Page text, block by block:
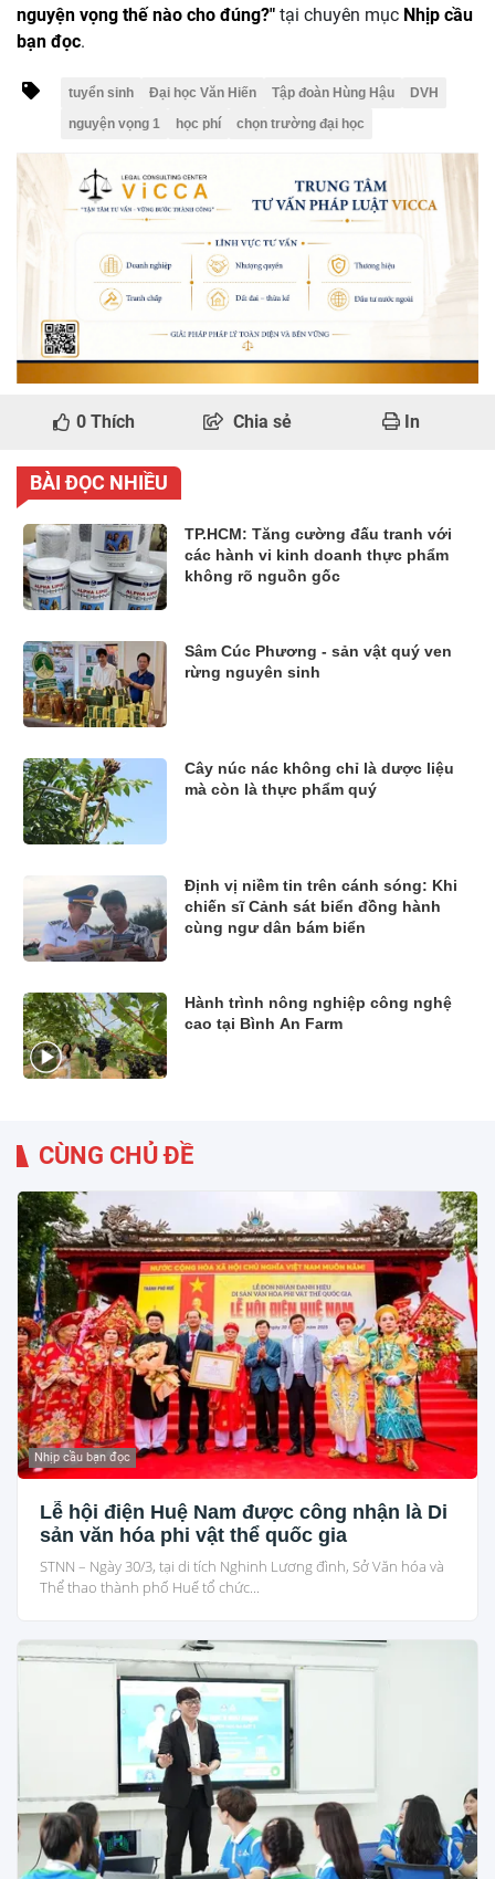
nguyện vọng thế nào cho đúng?" tại chuyên mục Nhịp cầu
bạn đọc.
tuyển sinh Đại học Văn Hiến Tập đoàn Hùng Hậu
DVH
nguyện vọng 1
học phí chọn trường đại học
0 Thích Chia sẻ In
BÀI ĐỌC NHIỀU
TP.HCM: Tăng cường đấu tranh với
các hành vi kinh doanh thực phẩm
không rõ nguồn gốc
Sâm Cúc Phương - sản vật quý ven
rừng nguyên sinh
Cây núc nác không chỉ là dược liệu
mà còn là thực phẩm quý
Định vị niềm tin trên cánh sóng: Khi
chiến sĩ Cảnh sát biển đồng hành
cùng ngư dân bám biển
Hành trình nông nghiệp công nghệ
cao tại Bình An Farm
CÙNG CHỦ ĐỀ
Nhịp cầu bạn đọc
Lễ hội điện Huệ Nam được công nhận là Di
sản văn hóa phi vật thể quốc gia
STNN – Ngày 30/3, tại di tích Nghinh Lương đình, Sở Văn hóa và
Thể thao thành phố Huế tổ chức...